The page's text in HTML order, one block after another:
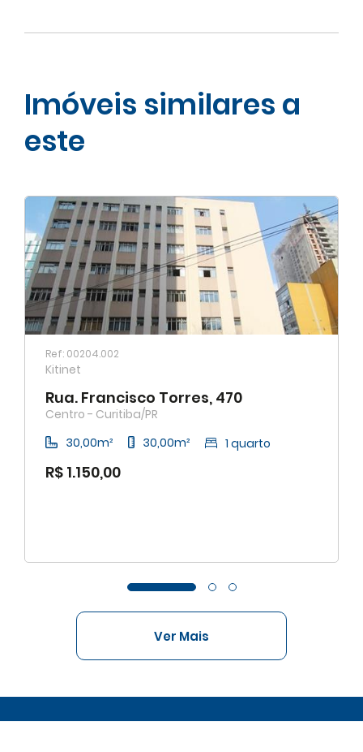
Imóveis similares a
este
Ref: 00204.002
Kitinet
Rua. Francisco Torres, 470
Centro - Curitiba/PR
30,00m²
30,00m² 1 quarto
R$ 1.150,00
Ver Mais